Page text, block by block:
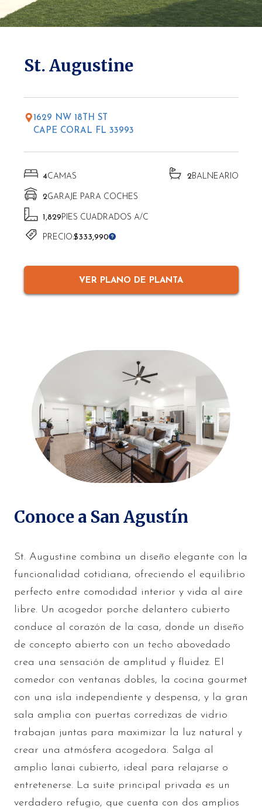
St. Augustine
1629 NW 18TH ST
CAPE CORAL FL 33993
4CAMAS 2BALNEARIO
2GARAJE PARA COCHES
1,829 PIES CUADRADOS A/C
PRECIO:$333,990
VER PLANO DE PLANTA
Conoce a San Agustín
St. Augustine combina un diseño elegante con la
funcionalidad cotidiana, ofreciendo el equilibrio
perfecto entre comodidad interior y vida al aire
libre. Un acogedor porche delantero cubierto
conduce al corazón de la casa, donde un diseño
de concepto abierto con un techo abovedado
crea una sensación de amplitud y fluidez. El
comedor con ventanas dobles, la cocina gourmet
con una isla independiente y despensa, y la gran
sala amplia con puertas corredizas de vidrio
trabajan juntas para maximizar la luz natural y
crear una atmósfera acogedora. Salga al
amplio lanai cubierto, ideal para relajarse o
entretenerse. La suite principal privada es un
verdadero refugio, que cuenta con dos amplios